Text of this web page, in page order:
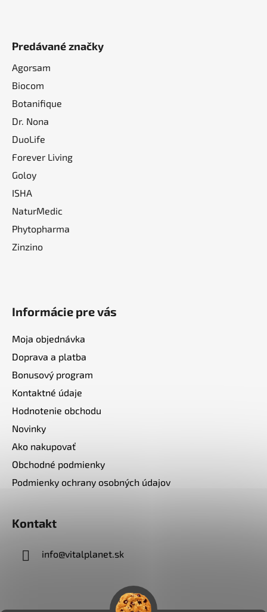
Predávané značky
Agorsam
Biocom
Botanifique
Dr. Nona
DuoLife
Forever Living
Goloy
ISHA
NaturMedic
Phytopharma
Zinzino
Informácie pre vás
Moja objednávka
Doprava a platba
Bonusový program
Kontaktné údaje
Hodnotenie obchodu
Novinky
Ako nakupovať
Obchodné podmienky
Podmienky ochrany osobných údajov
Kontakt
info@vitalplanet.sk